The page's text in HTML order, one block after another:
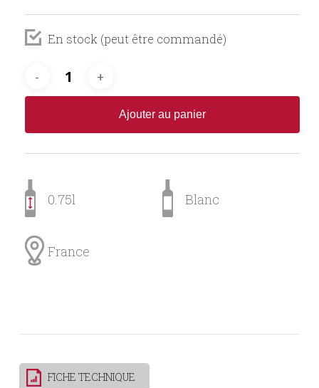
En stock (peut être commandé)
Ajouter au panier
0.75l Blanc
France
FICHE TECHNIQUE